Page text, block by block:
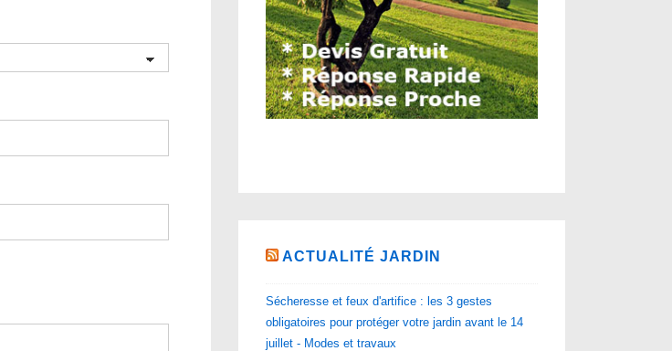
ACTUALITÉ JARDIN
Sécheresse et feux d'artifice : les 3 gestes
obligatoires pour protéger votre jardin avant le 14
juillet - Modes et travaux